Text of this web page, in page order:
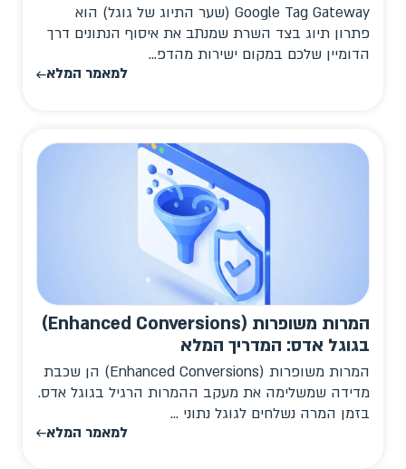
Google Tag Gateway (שער התיוג של גוגל) הוא
פתרון תיוג בצד השרת שמנתב את איסוף הנתונים דרך
הדומיין שלכם במקום ישירות מהדפ...
למאמר המלא
המרות משופרות (Enhanced Conversions)
בגוגל אדס: המדריך המלא
המרות משופרות (Enhanced Conversions) הן שכבת
מדידה שמשלימה את מעקב ההמרות הרגיל בגוגל אדס.
בזמן המרה נשלחים לגוגל נתוני ...
למאמר המלא